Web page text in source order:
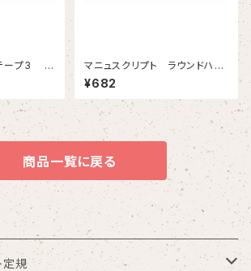
ープ3 ３
マニュスクリプト ラウンドハン
ド５ 0.75mm 2本入
¥682
商品一覧に戻る
定規